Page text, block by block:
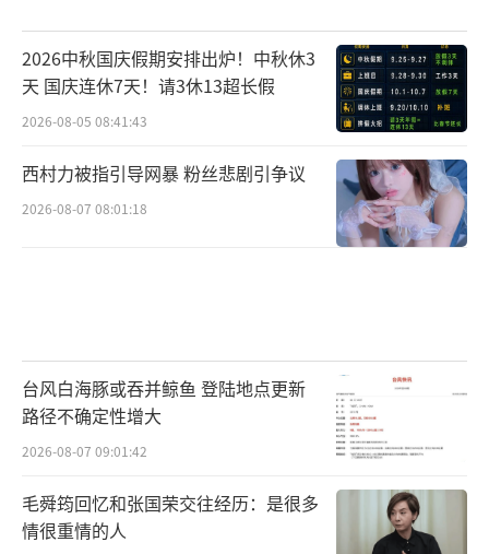
归了早期韩国风格，舞蹈强度大导致体形变
化；关晓彤接受吻戏是职业突破，白玉兰事件
后她更从容戴戒指出席活动。粉丝对比了两人
半年来的行程，同城却零互动反成证据链一
环，关晓彤家自拍照和鹿晗聚会照时间常吻
合，如6月聚会他开怀大笑正赶上晒图前夕。
蒋欣那幕更被热议，知情人士透出后台视
的直播内容和关晓彤的晒图事件形成闭环，没
有多余猜测空间。鹿晗熬过这阵子，和兄弟聚
会恢复精神；关晓彤戒指行为一再强化联系。
话题热度延烧到整个娱乐圈，其他艺人如邓超
的相关话题也被重提，但核心始终是“别瞎担
心”的号召。
2026中秋国庆假期安排出炉！中秋休3
天 国庆连休7天！请3休13超长假
2026-08-05 08:41:43
西村力被指引导网暴 粉丝悲剧引争议
2026-08-07 08:01:18
台风白海豚或吞并鲸鱼 登陆地点更新
路径不确定性增大
2026-08-07 09:01:42
毛舜筠回忆和张国荣交往经历：是很多
情很重情的人